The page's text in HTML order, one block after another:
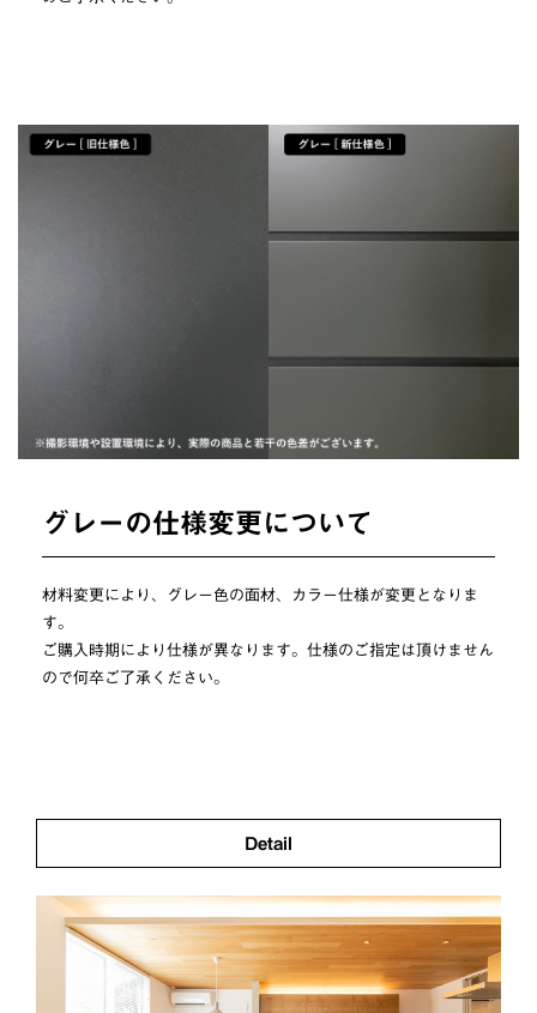
グレーの仕様変更について
材料変更により、グレー色の面材、カラー仕様が変更となりま
す。
ご購入時期により仕様が異なります。仕様のご指定は頂けません
ので何卒ご了承ください。
Detail